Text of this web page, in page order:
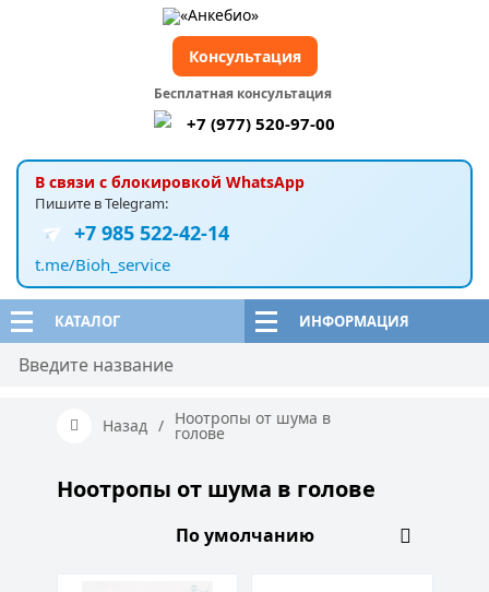
КАТАЛОГ ИНФОРМАЦИЯ
В связи с блокировкой WhatsApp
Пишите в Telegram:
+7 985 522-42-14
t.me/Bioh_service
Бесплатная консультация
+7 (977) 520-97-00
Консультация
Назад / Ноотропы от шума в
голове
Ноотропы от шума в голове